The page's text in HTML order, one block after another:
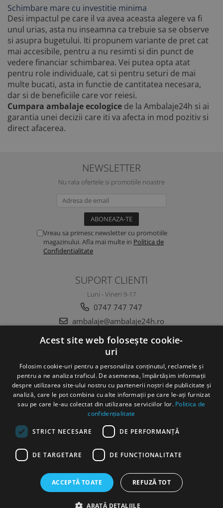
Schimbare mare cu investitie minima
Desi impactul pe care il va avea aceasta alegere va fi
unul urias, asta nu inseamna ca trebuie sa se observe
si asupra bugetului. Iti propunem variante de pret cat
mai accesibile, pentru a nu resimti si din punct de
vedere financiar schimbarea. Vei putea opta atat
pentru role individuale, cat si pentru seturi de mai
multe bucati, asta in functie de cantitatea necesara,
dar si de beneficiile care vor reiesi.
Cumpara ambalaje ecologice de la Ambalaje24h si ai
garantia unei decizii care iti va afecta in mod pozitiv si
direct afacerea.
NEWSLETTER
Nu rata ofertele si promotiile noastre
Vreau sa primesc newsletter cu promotiile
magazinului. Afla mai multe in Politica de
Confidentialitate
SUPORT CLIENTI
Luni - Vineri 9-17
0747 747 747
ambalaje@ambalaje24h.ro
MAGAZINUL MEU
CLIENTI
DATE COMERCIALE
©Copyright SC DC Folie SRL 2022
Produse concepute si fabricate 100% in RomaniaPlatforma E-
commerce by Gomag
Acest site web folosește cookie-
uri
Folosim cookie-uri pentru a personaliza conținutul, reclamele și
pentru a ne analiza traficul. De asemenea, împărtășim informații
despre utilizarea site-ului nostru cu partenerii noștri de publicitate și
analiză, care le pot combina cu alte informații pe care le-ați furnizat
sau pe care le-au colectat din utilizarea serviciilor lor. Politica de
confidențialitate
STRICT NECESARE DE PERFORMANȚĂ
DE TARGETARE DE FUNCŢIONALITATE
ACCEPTĂ TOATE REFUZĂ TOT
ARATĂ DETALIILE